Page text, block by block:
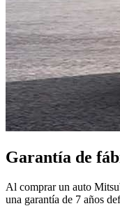
Garantía de
Al comprar un auto
una garantía de 7 años